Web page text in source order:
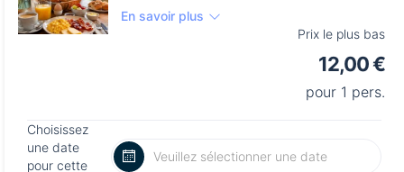
En savoir plus
Prix le plus bas
12,00 €
pour 1 pers.
Choisissez
une date
pour cette